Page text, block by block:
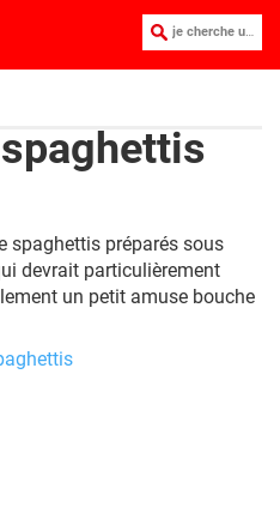
je cherche une recette :
spaghettis préparés sous
devrait particulièrement
un petit amuse bouche